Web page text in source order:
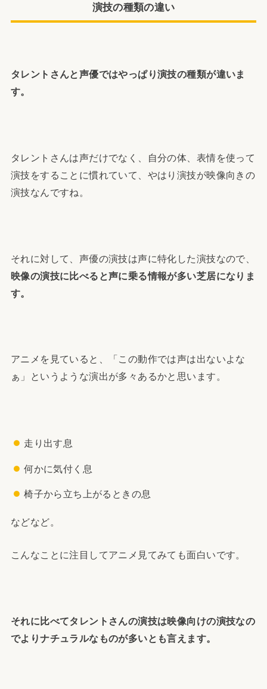
演技の種類の違い
タレントさんと声優ではやっぱり演技の種類が違いま
す。
タレントさんは声だけでなく、自分の体、表情を使って
演技をすることに慣れていて、やはり演技が映像向きの
演技なんですね。
それに対して、声優の演技は声に特化した演技なので、
映像の演技に比べると声に乗る情報が多い芝居になりま
す。
アニメを見ていると、「この動作では声は出ないよな
ぁ」というような演出が多々あるかと思います。
走り出す息
何かに気付く息
椅子から立ち上がるときの息
などなど。
こんなことに注目してアニメ見てみても面白いです。
それに比べてタレントさんの演技は映像向けの演技なの
でよりナチュラルなものが多いとも言えます。